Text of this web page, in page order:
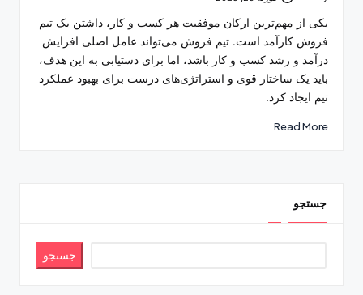
یکی از مهم‌ترین ارکان موفقیت هر کسب و کار، داشتن یک تیم
فروش کارآمد است. تیم فروش می‌تواند عامل اصلی افزایش
درآمد و رشد کسب و کار باشد، اما برای دستیابی به این هدف،
باید یک ساختار قوی و استراتژی‌های درست برای بهبود عملکرد
تیم ایجاد کرد.
Read More
جستجو
جستجو